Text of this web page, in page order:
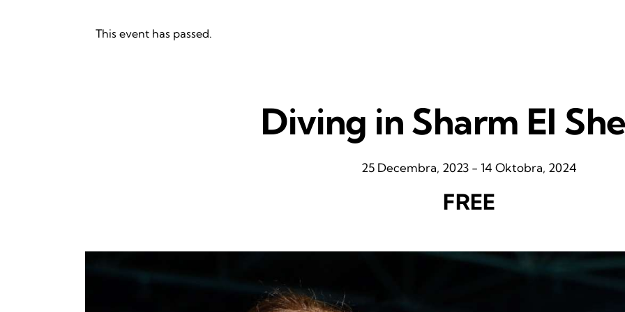
This event has passed.
Diving in Sharm El
25 Decembra, 2023- 14 Oktobra, 2024
FREE